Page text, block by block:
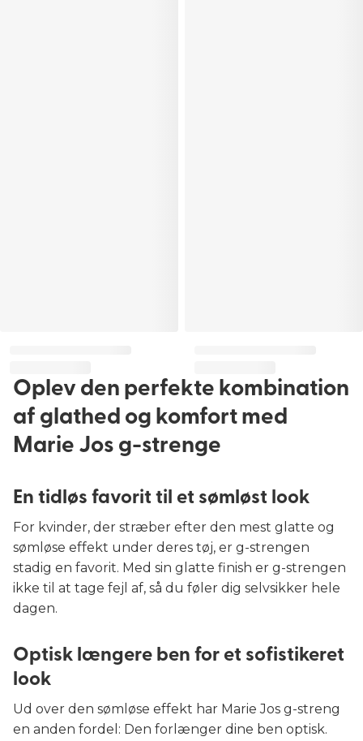
Oplev den perfekte kombination
af glathed og komfort med
Marie Jos g-strenge
En tidløs favorit til et sømløst look
For kvinder, der stræber efter den mest glatte og
sømløse effekt under deres tøj, er g-strengen
stadig en favorit. Med sin glatte finish er g-strengen
ikke til at tage fejl af, så du føler dig selvsikker hele
dagen.
Optisk længere ben for et sofistikeret
look
Ud over den sømløse effekt har Marie Jos g-streng
en anden fordel: Den forlænger dine ben optisk.